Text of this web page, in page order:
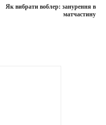
Як вибрати воблер: занурення в
матчастину